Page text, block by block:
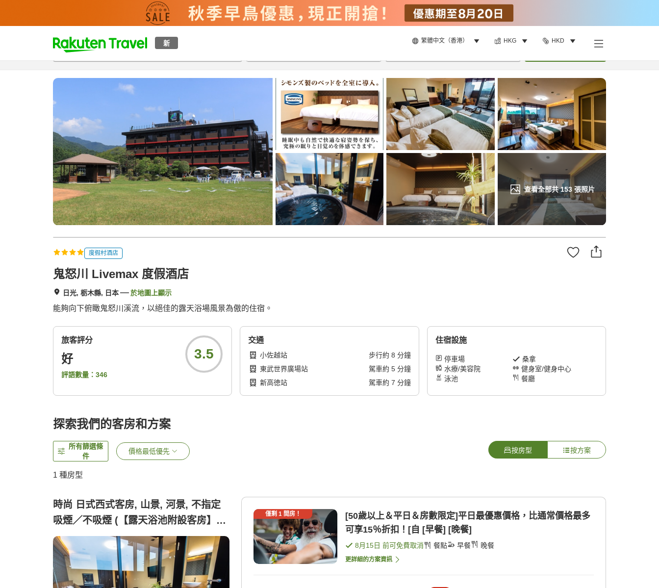
新 繁體中文（香港） HKG HKD
t
p
a
e
s
e
a
r
c
h
查看全部共153張照片
概覽房間及住宿方案 評價特色設施
度假村酒店
鬼怒川 Livemax 度假酒店
日光, 栃木縣, 日本 於地圖上顯示
能夠向下俯瞰鬼怒川溪流，以絕佳的露天浴場風景為傲的住宿。
旅客評分
好
評語數量： 346
3.5
交通
小佐越站 步行約 8 分鐘
東武世界廣場站
駕車約 5分鐘
新高徳站
駕車約 7 分鐘
住宿設施
停車場
桑拿
水療/美容院
健身室/健身中心
泳池
餐廳
探索我們的客房和方案
所有篩選條
件
價格最低優先 按房型 按方案
1 種房型
時尚 日式西式客房, 山景, 河景, 不指定
吸煙／不吸煙 (【露天浴池附設客房】洋
式現代風)
僅剩 1間房！
[50歲以上＆平日＆房數限定]平日最優惠價格，比通常價格最多
可享15％折扣！[自 [早餐] [晚餐]
8月15日 前可免費取消 餐點 早餐 晚餐
更詳細的方案資訊